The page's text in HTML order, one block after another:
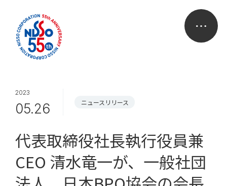
2023
05.26 ニュースリリース
代表取締役社長執行役員兼
CEO 清水竜一が、一般社団